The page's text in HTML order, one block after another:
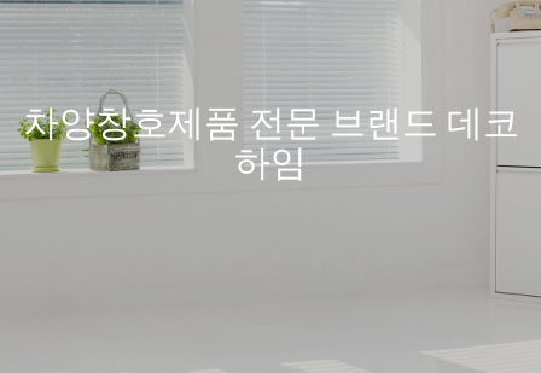
차양창호제품 전문 브랜드 데코
하임